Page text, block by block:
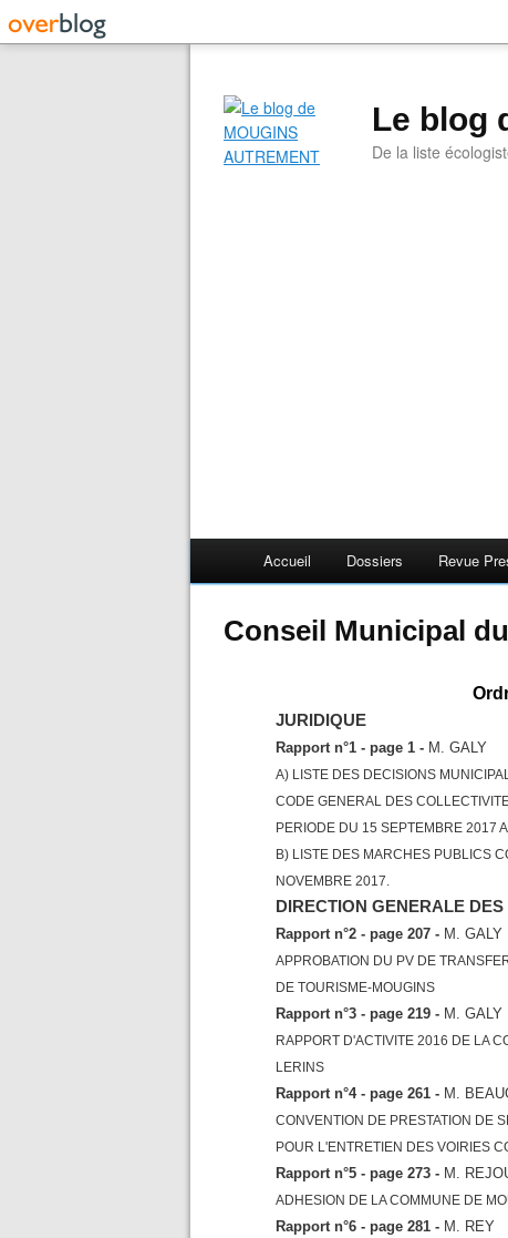
Le blog
De la liste
Accueil Dossiers Revue
Conseil Municipal
JURIDIQUE
Rapport n°1 - page 1 - M. GALY
A) LISTE DES DECISIONS
CODE GENERAL DES
PERIODE DU 15 SEPTEMBRE 2017
B) LISTE DES MARCHES PUBLICS
NOVEMBRE 2017.
DIRECTION GENERALE
Rapport n°2 - page 207 - M. GALY
APPROBATION DU PV DE
DE TOURISME-MOUGINS
Rapport n°3 - page 219 - M. GALY
RAPPORT D'ACTIVITE 2016 DE LA
LERINS
Rapport n°4 - page 261 - M.
CONVENTION DE PRESTATION DE
POUR L'ENTRETIEN DES VOIRIES
Rapport n°5 - page 273 - M.
ADHESION DE LA COMMUNE DE
Rapport n°6 - page 281 - M. REY